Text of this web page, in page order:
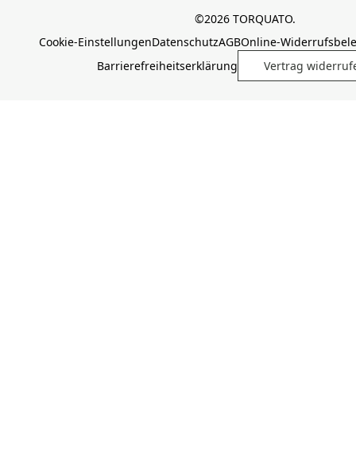
©2026 TORQUATO.
Cookie-EinstellungenDatenschutzAGBOnline-
Barrierefreiheitserklärung
Vertrag